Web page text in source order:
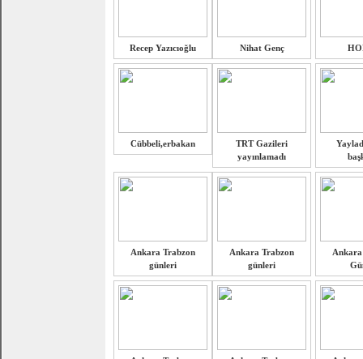
Recep Yazıcıoğlu Nihat Genç
Cübbeli,erbakan
TRT Gazileri
yayınlamadı
Ankara Trabzon
günleri
Ankara Trabzon
günleri